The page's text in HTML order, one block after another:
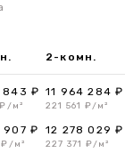
2-комн.
843 ₽
м²
11 964 284 ₽
221 561 ₽/м²
₽
₽/м²
12 278 029 ₽
227 371 ₽/м²